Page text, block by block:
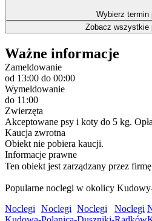
Wybierz termin
Zobacz wszystkie
Ważne informacje
Zameldowanie
od 13:00 do 00:00
Wymeldowanie
do 11:00
Zwierzęta
Akceptowane psy i koty do 5 kg.
Kaucja zwrotna
Obiekt nie pobiera kaucji.
Informacje prawne
Ten obiekt jest zarządzany przez
Popularne noclegi w okolicy
Noclegi
Noclegi Noclegi
Noclegi